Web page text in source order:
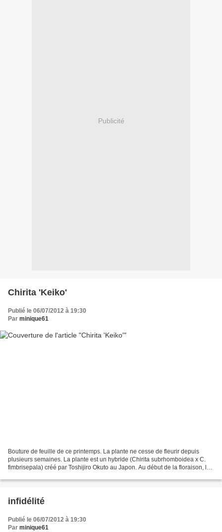
Publicité
Chirita 'Keiko'
Publié le 06/07/2012 à 19:30
Par minique61
Bouture de feuille de ce printemps. La plante ne cesse de fleurir depuis
plusieurs semaines. La plante est un hybride (Chirita subrhomboidea x C.
fimbrisepala) créé par Toshijiro Okuto au Japon. Au début de la floraison, les
infidélité
Publié le 06/07/2012 à 19:30
Par minique61